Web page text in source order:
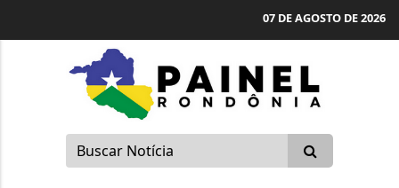
07 DE AGOSTO DE 2026